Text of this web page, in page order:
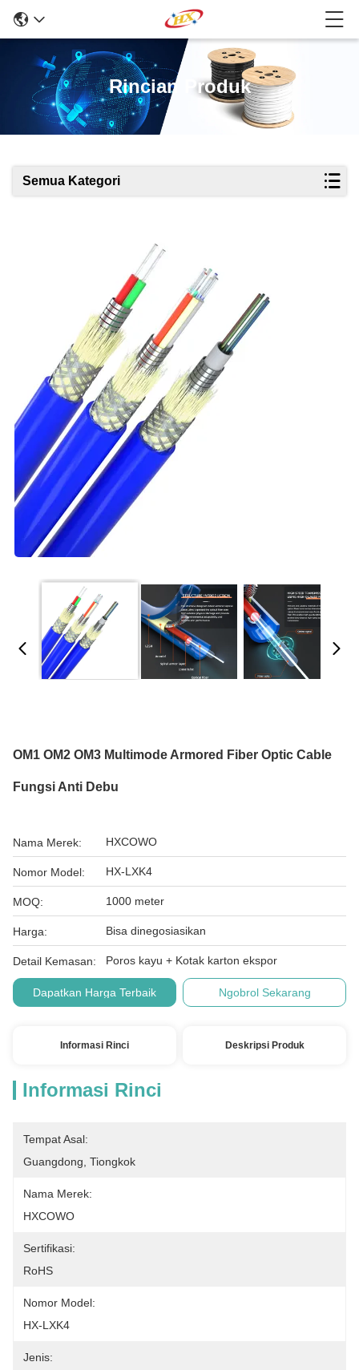
Rincian Produk
Semua Kategori
OM1 OM2 OM3 Multimode Armored Fiber Optic Cable
Fungsi Anti Debu
Nama Merek: HXCOWO
Nomor Model: HX-LXK4
MOQ: 1000 meter
Harga: Bisa dinegosiasikan
Detail Kemasan: Poros kayu + Kotak karton ekspor
Dapatkan Harga Terbaik Ngobrol Sekarang
Informasi Rinci Deskripsi Produk
Informasi Rinci
Tempat Asal:
Guangdong, Tiongkok
Nama Merek:
HXCOWO
Sertifikasi:
RoHS
Nomor Model:
HX-LXK4
Jenis: